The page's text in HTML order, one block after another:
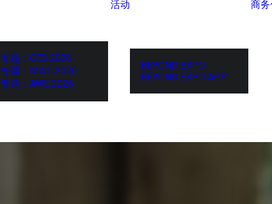
专题：CES 2026
专题：MWC 2026
专题：AWE 2026
活动
BEYOND EXPO
BEYOND EXPO APP
商